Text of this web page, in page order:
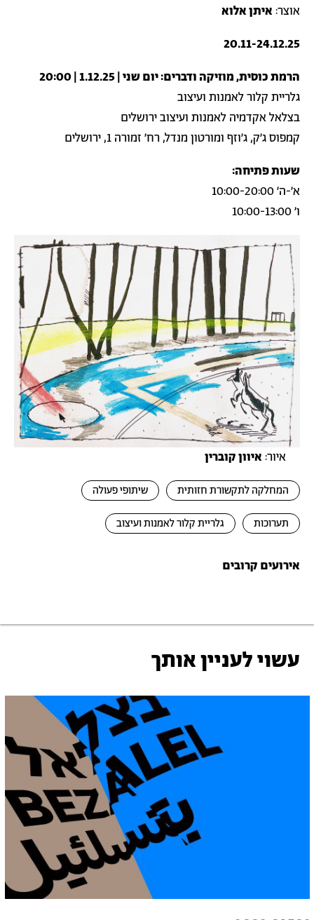
אוצר: איתן אלוא
20.11-24.12.25
הרמת כוסית, מוזיקה ודברים:יום שני |
גלריית קלור לאמנות ועיצוב
בצלאל אקדמיה לאמנות ועיצוב ירושלים
קמפוס ג'ק, ג'וזף ומורטון מנדל, רח' זמורה 1, ירושלים
שעות פתיחה:
א'-ה' 10:00-20:00
ו' 10:00-13:00
תמונה
איור: איוון קוברין
המחלקה לתקשורת חזותית שיתופי פעולה
תערוכות גלריית קלור לאמנות ועיצוב
אירועים קרובים
עשוי לעניין אותך